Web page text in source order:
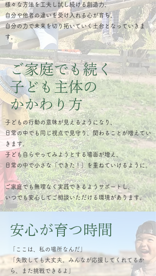
様々な方法を工夫し試し続ける創造力、
自分や他者の違いを受け入れる心が育ち、
自分の力で未来​を切り拓いていく土台となっていきま
す。
ご家庭でも続く
子ども主体の
かかわり方
子どもの行動の意味が見えるようになり、
日常の中でも同じ視点で見守り、関わることが増えてい
きます。
子ども自らやってみようとする場面が増え、
日常の中で小さな「できた！」を重ねていけるように。
ご家庭でも無理なく実践できるようサポートし、
いつでも安心してご相談いただける環境があります。
安心が育つ時間
​「ここは、私の場所なんだ」
「失敗しても大丈夫。みんなが応援してくれてるか
ら、また挑戦できるよ」